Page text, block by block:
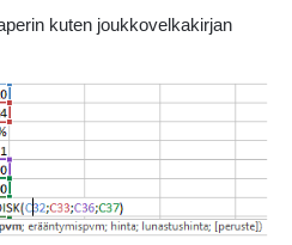
kuten joukkovelkakirjan